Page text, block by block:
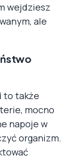
wejdziesz
ale
to także
mocno
napoje w
organizm.